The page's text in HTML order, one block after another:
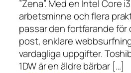
”Zena”. Med en Intel Core
arbetsminne och flera
passar den fortfarande
post, enklare
vardagliga uppgifter.
1DW är en äldre bärbar […]